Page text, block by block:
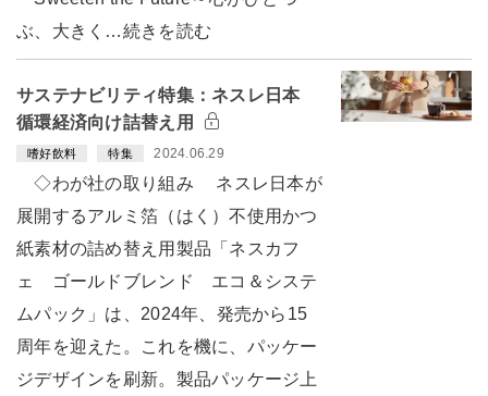
ぶ、大きく…続きを読む
サステナビリティ特集：ネスレ日本
循環経済向け詰替え用
嗜好飲料 特集 2024.06.29
◇わが社の取り組み ネスレ日本が
展開するアルミ箔（はく）不使用かつ
紙素材の詰め替え用製品「ネスカフ
ェ ゴールドブレンド エコ＆システ
ムパック」は、2024年、発売から15
周年を迎えた。これを機に、パッケー
ジデザインを刷新。製品パッケージ上